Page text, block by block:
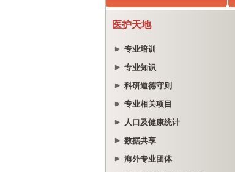
医护天地
专业培训
专业知识
科研道德守则
专业相关项目
人口及健康统计
数据共享
海外专业团体